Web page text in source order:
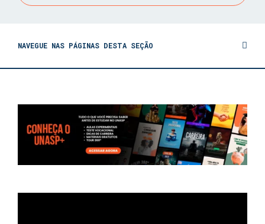
NAVEGUE NAS PÁGINAS DESTA SEÇÃO